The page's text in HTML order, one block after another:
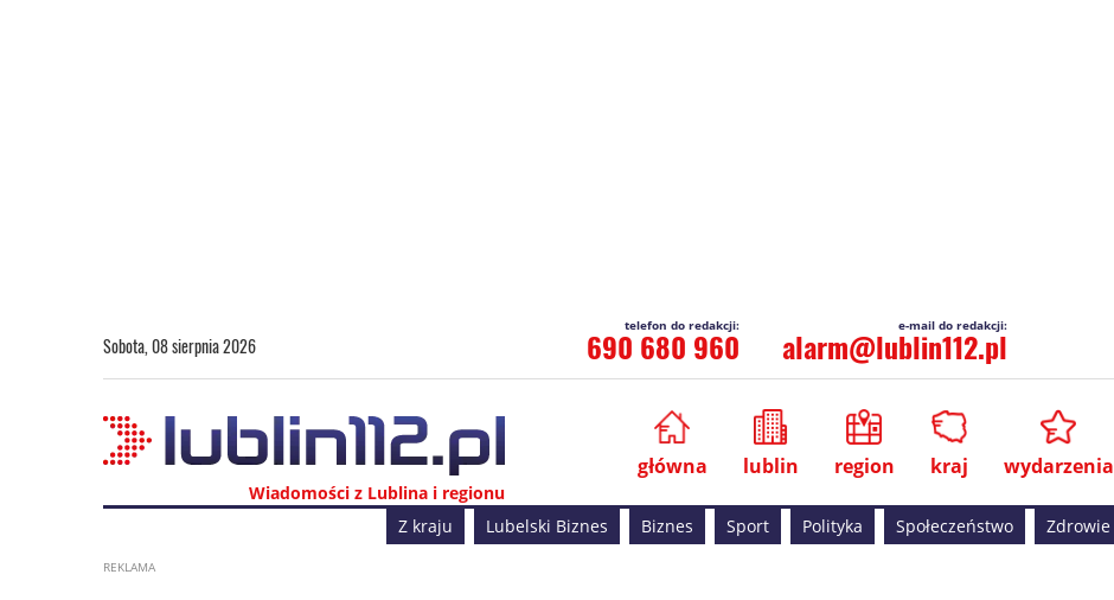
Sobota, 08 sierpnia 2026 690 680 960 alarm@lublin112.pl
Wiadomości z Lublina i regionu
główna lublin region kraj wydarzenia
Z kraju Lubelski Biznes Biznes Sport Polityka Społeczeństwo Zdrowie